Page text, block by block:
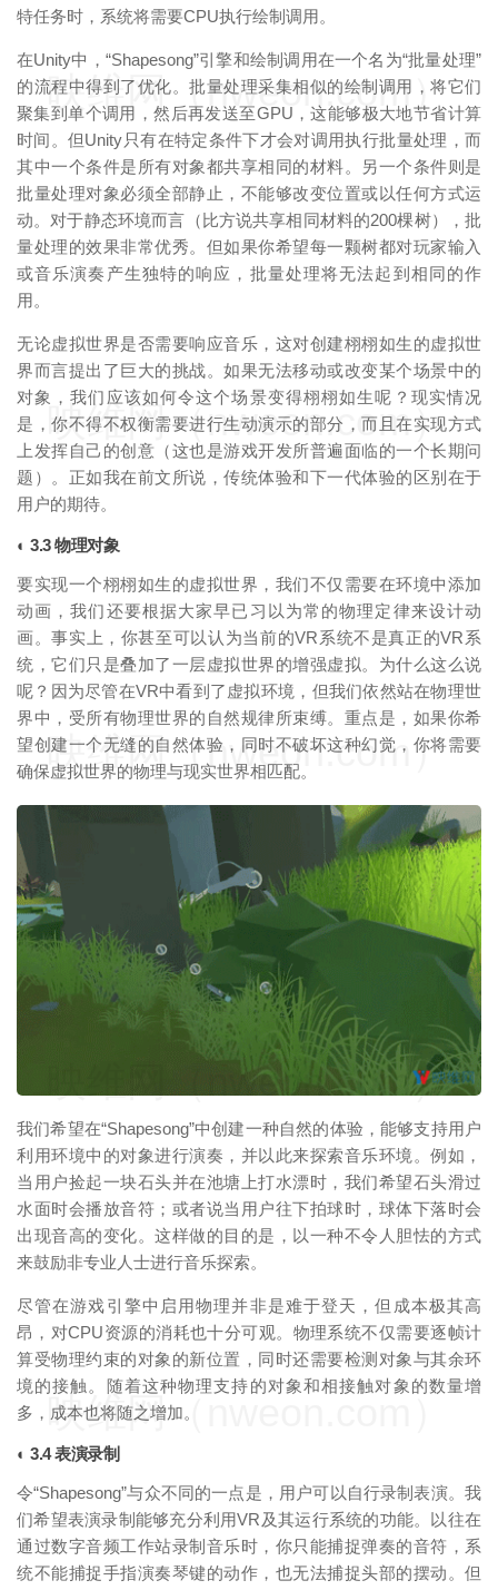
特任务时，系统将需要CPU执行绘制调用。
在Unity中，“Shapesong”引擎和绘制调用在一个名为“批量处理”
的流程中得到了优化。批量处理采集相似的绘制调用，将它们
聚集到单个调用，然后再发送至GPU，这能够极大地节省计算
时间。但Unity只有在特定条件下才会对调用执行批量处理，而
其中一个条件是所有对象都共享相同的材料。另一个条件则是
批量处理对象必须全部静止，不能够改变位置或以任何方式运
动。对于静态环境而言（比方说共享相同材料的200棵树），批
量处理的效果非常优秀。但如果你希望每一颗树都对玩家输入
或音乐演奏产生独特的响应，批量处理将无法起到相同的作
用。
无论虚拟世界是否需要响应音乐，这对创建栩栩如生的虚拟世
界而言提出了巨大的挑战。如果无法移动或改变某个场景中的
对象，我们应该如何令这个场景变得栩栩如生呢？现实情况
是，你不得不权衡需要进行生动演示的部分，而且在实现方式
上发挥自己的创意（这也是游戏开发所普遍面临的一个长期问
题）。正如我在前文所说，传统体验和下一代体验的区别在于
用户的期待。
◐ 3.3 物理对象
要实现一个栩栩如生的虚拟世界，我们不仅需要在环境中添加
动画，我们还要根据大家早已习以为常的物理定律来设计动
画。事实上，你甚至可以认为当前的VR系统不是真正的VR系
统，它们只是叠加了一层虚拟世界的增强虚拟。为什么这么说
呢？因为尽管在VR中看到了虚拟环境，但我们依然站在物理世
界中，受所有物理世界的自然规律所束缚。重点是，如果你希
望创建一个无缝的自然体验，同时不破坏这种幻觉，你将需要
确保虚拟世界的物理与现实世界相匹配。
我们希望在“Shapesong”中创建一种自然的体验，能够支持用户
利用环境中的对象进行演奏，并以此来探索音乐环境。例如，
当用户捡起一块石头并在池塘上打水漂时，我们希望石头滑过
水面时会播放音符；或者说当用户往下拍球时，球体下落时会
出现音高的变化。这样做的目的是，以一种不令人胆怯的方式
来鼓励非专业人士进行音乐探索。
尽管在游戏引擎中启用物理并非是难于登天，但成本极其高
昂，对CPU资源的消耗也十分可观。物理系统不仅需要逐帧计
算受物理约束的对象的新位置，同时还需要检测对象与其余环
境的接触。随着这种物理支持的对象和相接触对象的数量增
多，成本也将随之增加。
◐ 3.4 表演录制
令“Shapesong”与众不同的一点是，用户可以自行录制表演。我
们希望表演录制能够充分利用VR及其运行系统的功能。以往在
通过数字音频工作站录制音乐时，你只能捕捉弹奏的音符，系
统不能捕捉手指演奏琴键的动作，也无法捕捉头部的摆动。但
映维网（nweon.com）
映维网（nweon.com）
映维网（nweon.com）
映维网（nweon.com）
映维网（nweon.com）